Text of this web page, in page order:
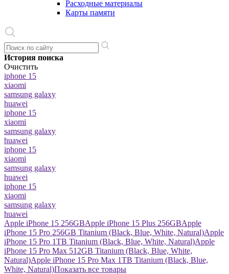
Расходные материалы
Карты памяти
История поиска
Очистить
iphone 15
xiaomi
samsung galaxy
huawei
iphone 15
xiaomi
samsung galaxy
huawei
iphone 15
xiaomi
samsung galaxy
huawei
iphone 15
xiaomi
samsung galaxy
huawei
Apple iPhone 15 256GBApple iPhone 15 Plus 256GBApple
iPhone 15 Pro 256GB Titanium (Black, Blue, White, Natural)Apple
iPhone 15 Pro 1TB Titanium (Black, Blue, White, Natural)Apple
iPhone 15 Pro Max 512GB Titanium (Black, Blue, White,
Natural)Apple iPhone 15 Pro Max 1TB Titanium (Black, Blue,
White, Natural)Показать все товары